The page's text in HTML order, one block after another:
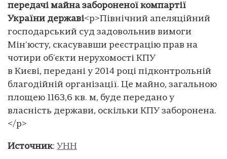
передачі майна забороненої компартії
України державі<p>Північний апеляційний
господарський суд задовольнив вимоги
Мін'юсту, скасувавши реєстрацію прав на
чотири об'єкти нерухомості КПУ
в Києві, передані у 2014 році підконтрольній
благодійній організації. Це майно, загальною
площею 1163,6 кв. м, буде передано у
власність держави, оскільки КПУ заборонена.
</p>
Источник: УНН